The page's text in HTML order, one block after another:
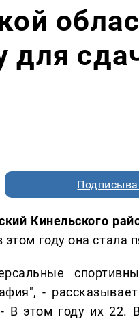
для
Кинельского
году она стала
-
В этом году их 22.